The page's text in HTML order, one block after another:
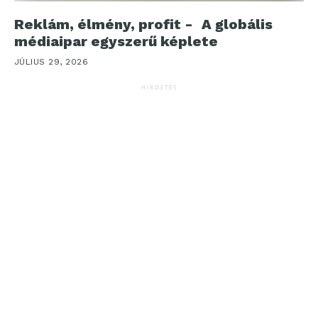
Reklám, élmény, profit - A globális
médiaipar egyszerű képlete
JÚLIUS 29, 2026
HIRDETÉS